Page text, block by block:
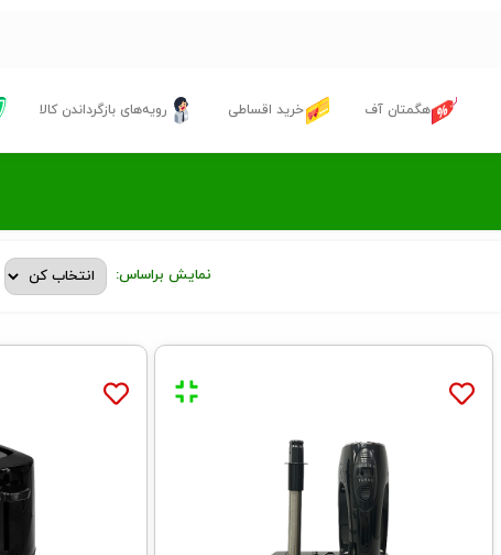
هگمتان آف خرید اقساطی رویه‌های بازگرداندن کالا
نمایش براساس: